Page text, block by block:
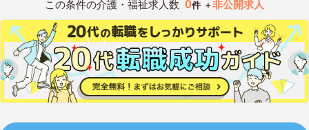
この条件の介護・福祉求人数 0件 ＋非公開求人